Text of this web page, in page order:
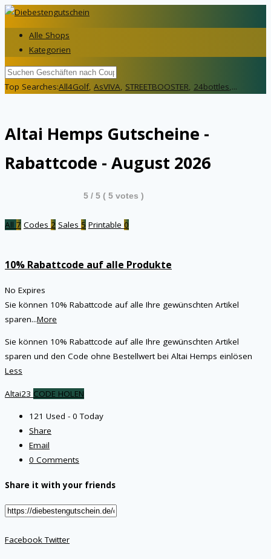
Alle Shops
Kategorien
Top Searches:All4Golf, AsVIVA, STREETBOOSTER, 24bottles,...
Altai Hemps Gutscheine -
Rabattcode - August 2026
5 / 5 ( 5 votes )
All 7 Codes 2 Sales 5 Printable 0
10% Rabattcode auf alle Produkte
No Expires
Sie können 10% Rabattcode auf alle Ihre gewünschten Artikel
sparen...More
Sie können 10% Rabattcode auf alle Ihre gewünschten Artikel
sparen und den Code ohne Bestellwert bei Altai Hemps einlösen
Less
Altai23 CODE HOLEN
121 Used - 0 Today
Share
Email
0 Comments
Share it with your friends
FacebookTwitter